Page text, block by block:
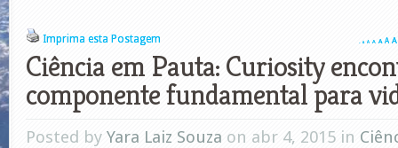
Imprima esta Postagem A A A A A A A
Ciência em Pauta: Curiosity
componente fundamental para
Posted by Yara Laiz Souza on abr 4, 2015 in